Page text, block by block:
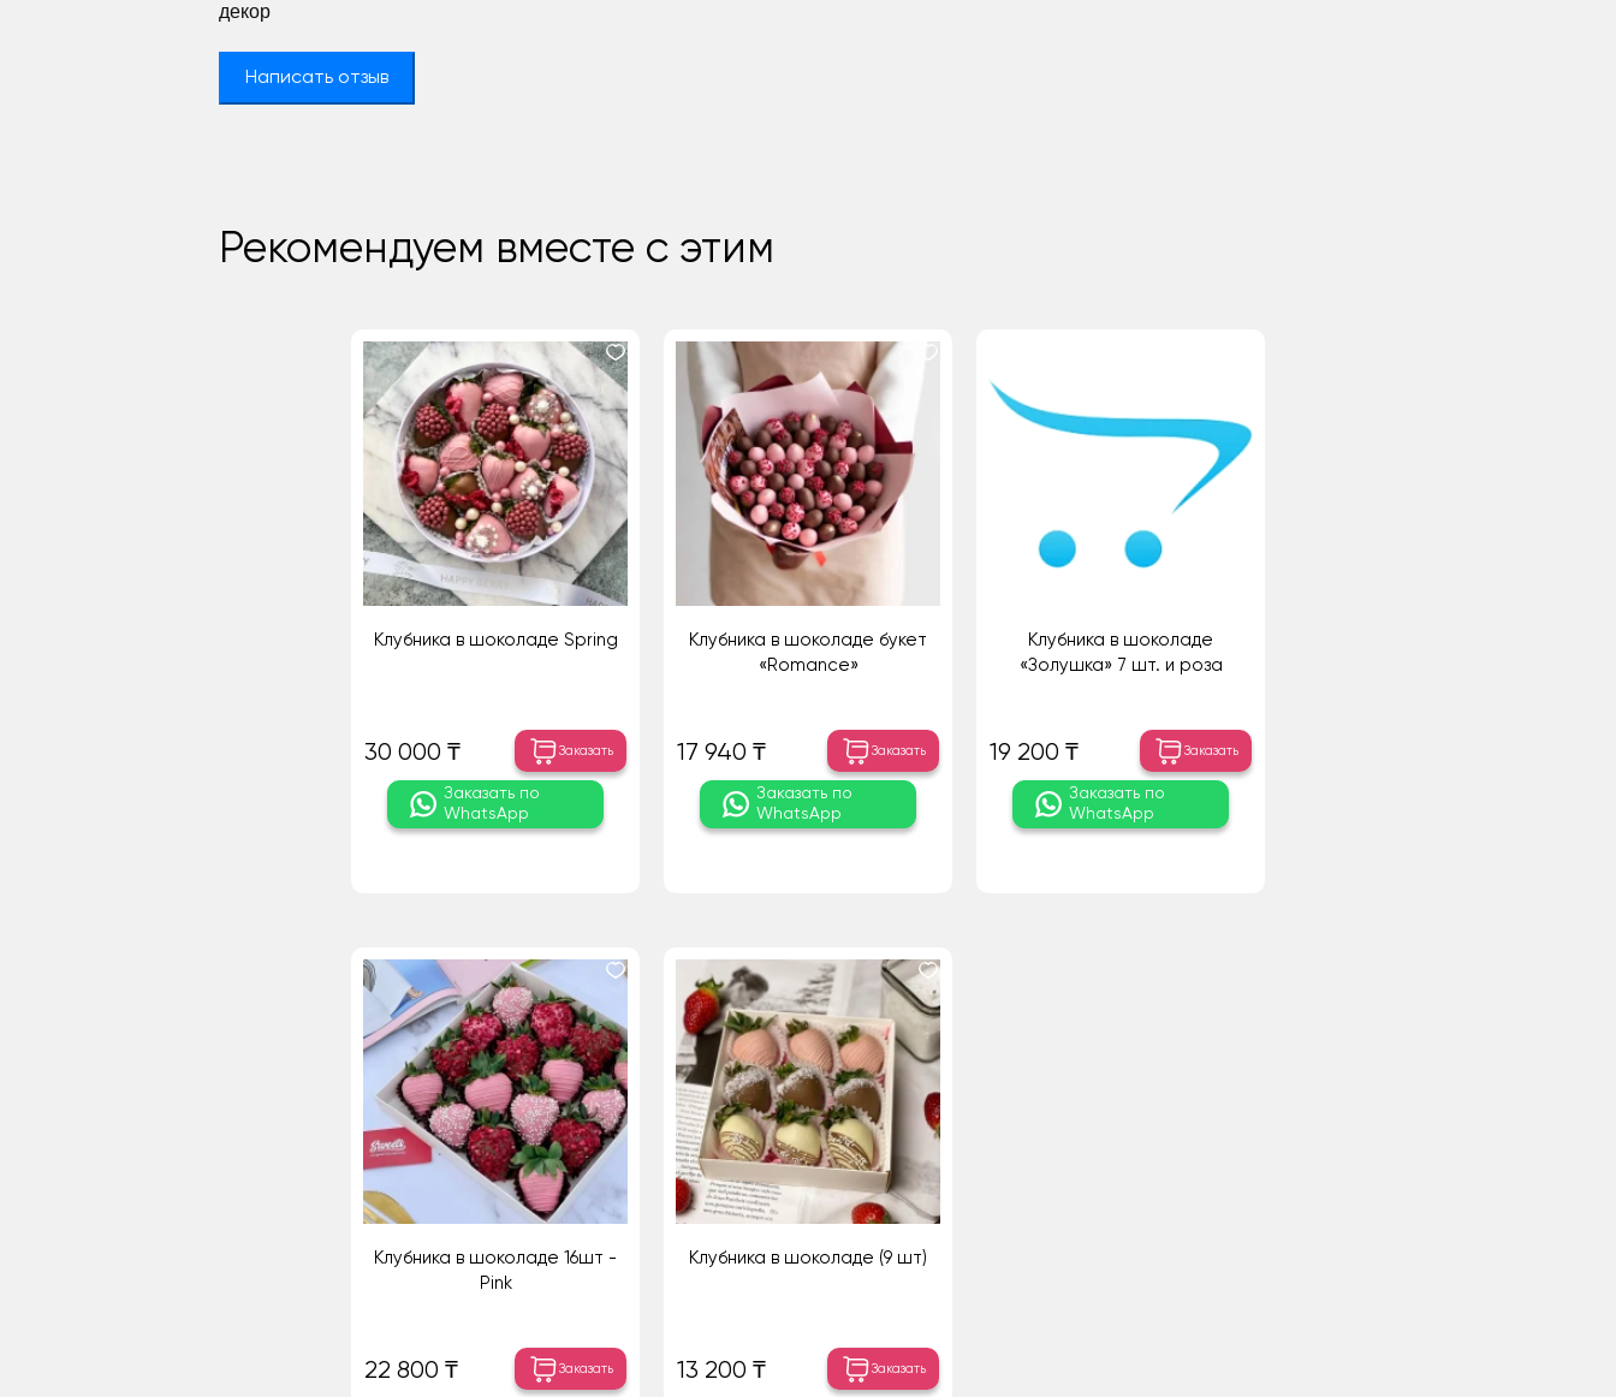
декор
Написать отзыв
Рекомендуем вместе с этим
Клубника в шоколаде Spring
30 000 ₸ Заказать
Заказать по
WhatsApp
Клубника в шоколаде букет
«Romance»
17 940 ₸ Заказать
Заказать по
WhatsApp
Клубника в шоколаде
«Золушка» 7 шт. и роза
19 200 ₸ Заказать
Заказать по
WhatsApp
Клубника в шоколаде 16шт -
Pink
22 800 ₸ Заказать
Клубника в шоколаде (9 шт)
13 200 ₸ Заказать